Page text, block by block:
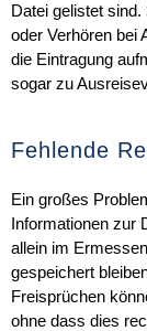
Datei gelistet
oder Verhören bei
die Eintragung
sogar zu
Fehlende
Ein großes
Informationen zur
allein im
gespeichert
Freisprüchen
ohne dass dies